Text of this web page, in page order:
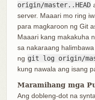
origin/master..HEAD
server. Maaari mo ring
para magkaroon ng Git
Maaari kang makakuha
sa nakaraang
ng git log origin/
kung nawala ang isang
Maramihang mga
Ang dobleng-dot na